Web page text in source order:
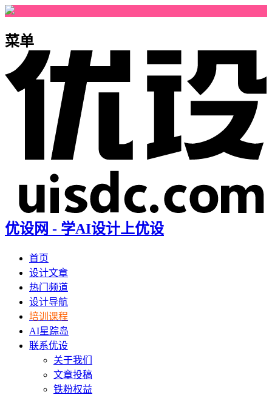
菜单
优设网 - 学AI设计上优设
首页
设计文章
热门频道
设计导航
培训课程
AI星踪岛
联系优设
关于我们
文章投稿
铁粉权益